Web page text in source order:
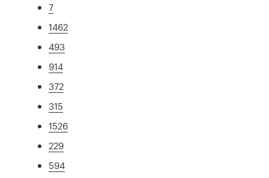
7
1462
493
914
372
315
1526
229
594